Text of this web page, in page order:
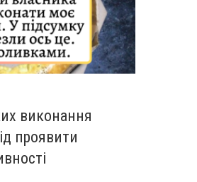
виконання
проявити